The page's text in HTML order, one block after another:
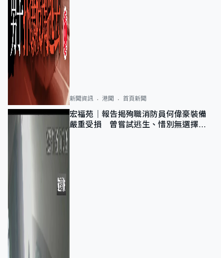
新聞資訊 港聞 首頁新聞
宏福苑｜報告揭殉職消防員何偉豪裝備
嚴重受損 曾嘗試逃生、惜別無選擇下